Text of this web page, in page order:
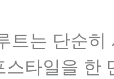
트는 단순
스타일을 한